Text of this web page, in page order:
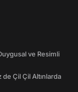
ve Resimli
Çil Çil Altınlarda